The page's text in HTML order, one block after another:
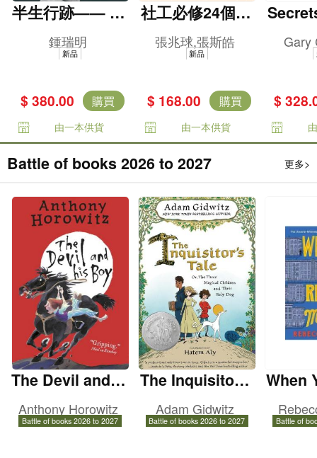
半生行跡—— 鍾
瑞明普惠香江路
鍾瑞明
新品
$ 380.00 購買
由一本供貨
社工必修24個核
心社會科學理論
張兆球,張斯皓
新品
$ 168.00 購買
由一本供貨
e
es --
Gary
$
Battle of books 2026 to 2027 更多>
The Devil and H
is Boy
Anthony Horowitz
Battle of books 2026 to 2027
The Inquisitor's
Tale
Adam Gidwitz
Battle of books 2026 to 2027
When
Battle of